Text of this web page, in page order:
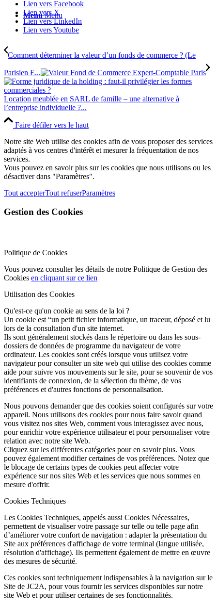
Menu Menu
Lien vers Facebook
Lien vers X
Lien vers LinkedIn
Lien vers Youtube
Comment déterminer la valeur d’un fonds de commerce ? (Le
Parisien E...
Location meublée en SARL de famille – une alternative à
l’entreprise individuelle ?...
Faire défiler vers le haut
Notre site Web utilise des cookies afin de vous proposer des services
adaptés à vos centres d'intérêt et mesurer la fréquentation de nos
services.
Vous pouvez en savoir plus sur les cookies que nous utilisons ou les
désactiver dans "Paramètres".
Tout accepterTout refuserParamètres
Gestion des Cookies
Politique de Cookies
Vous pouvez consulter les détails de notre Politique de Gestion des
Cookies en cliquant sur ce lien
Utilisation des Cookies
Qu'est-ce qu'un cookie au sens de la loi ?
Un cookie est “un petit fichier informatique, un traceur, déposé et lu
lors de la consultation d'un site internet.
Ils sont généralement stockés dans le répertoire ou dans les sous-
dossiers de données de programme du navigateur de votre
ordinateur. Les cookies sont créés lorsque vous utilisez votre
navigateur pour consulter un site web qui utilise des cookies comme
aide pour suivre vos mouvements sur le site, pour se souvenir de vos
identifiants de connexion, de la sélection du thème, de vos
préférences et d'autres fonctions de personnalisation.
Nous pouvons demander que des cookies soient configurés sur votre
appareil. Nous utilisons des cookies pour nous faire savoir quand
vous visitez nos sites Web, comment vous interagissez avec nous,
pour enrichir votre expérience utilisateur et pour personnaliser votre
relation avec notre site Web.
Cliquez sur les différentes catégories pour en savoir plus. Vous
pouvez également modifier certaines de vos préférences. Notez que
le blocage de certains types de cookies peut affecter votre
expérience sur nos sites Web et les services que nous sommes en
mesure d'offrir.
Cookies Techniques
Les Cookies Techniques, appelés aussi Cookies Nécessaires,
permettent de visualiser votre passage sur telle ou telle page afin
d’améliorer votre confort de navigation : adapter la présentation du
Site aux préférences d'affichage de votre terminal (langue utilisée,
résolution d'affichage). Ils permettent également de mettre en œuvre
des mesures de sécurité.
Ces cookies sont techniquement indispensables à la navigation sur le
Site de JC2A, pour vous fournir les services disponibles sur notre
site Web et pour utiliser certaines de ses fonctionnalités.